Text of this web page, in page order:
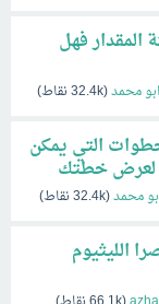
المقدار فهل
ابو محمد(
32.4kنقاط)
التي يمكن
لعرض خطتك
محمد(
32.4kنقاط)
الليثيوم